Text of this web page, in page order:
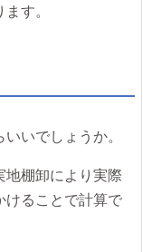
す。
いでしょうか。
地棚卸により実際
けることで計算で